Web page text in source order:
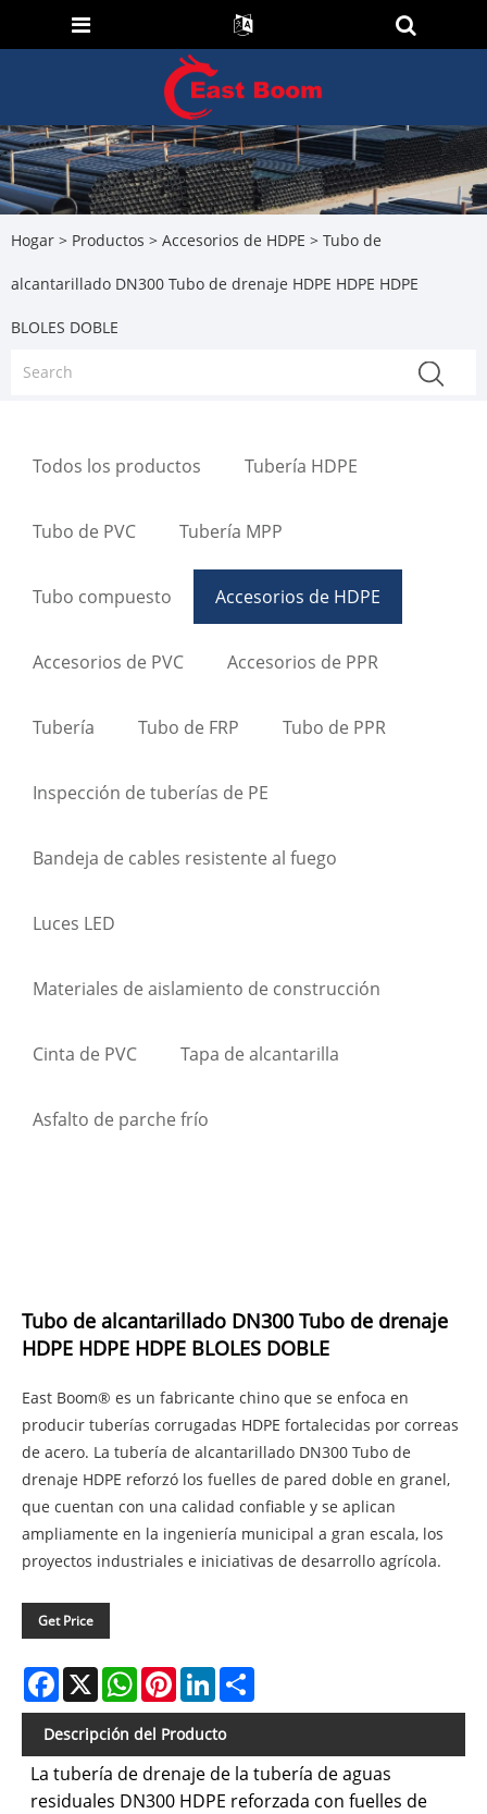
Hogar > Productos > Accesorios de HDPE > Tubo de
alcantarillado DN300 Tubo de drenaje HDPE HDPE HDPE
BLOLES DOBLE
Todos los productos Tubería HDPE
Tubo de PVC Tubería MPP
Tubo compuesto Accesorios de HDPE
Accesorios de PVC Accesorios de PPR
Tubería Tubo de FRP Tubo de PPR
Inspección de tuberías de PE
Bandeja de cables resistente al fuego
Luces LED
Materiales de aislamiento de construcción
Cinta de PVC Tapa de alcantarilla
Asfalto de parche frío
Tubo de alcantarillado DN300 Tubo de drenaje
HDPE HDPE HDPE BLOLES DOBLE
East Boom® es un fabricante chino que se enfoca en
producir tuberías corrugadas HDPE fortalecidas por correas
de acero. La tubería de alcantarillado DN300 Tubo de
drenaje HDPE reforzó los fuelles de pared doble en granel,
que cuentan con una calidad confiable y se aplican
ampliamente en la ingeniería municipal a gran escala, los
proyectos industriales e iniciativas de desarrollo agrícola.
Get Price
Facebook
X WhatsAppPinterestLinkedIn
Descripción del Producto
La tubería de drenaje de la tubería de aguas
residuales DN300 HDPE reforzada con fuelles de